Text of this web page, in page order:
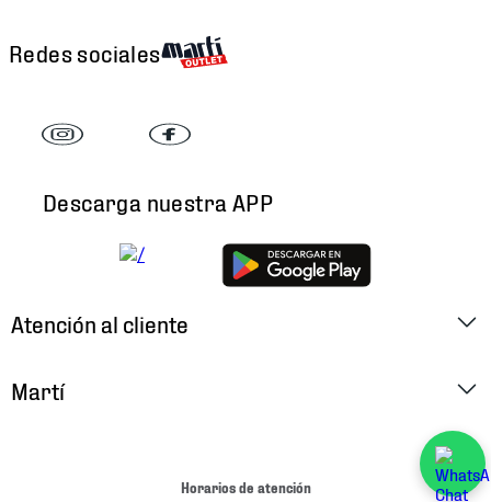
Redes sociales
Descarga nuestra APP
Atención al cliente
Martí
Horarios de atención